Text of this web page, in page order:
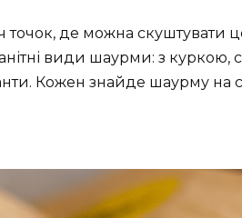
точок, де можна скуштувати
види шаурми: з
Кожен знайде шаурму на